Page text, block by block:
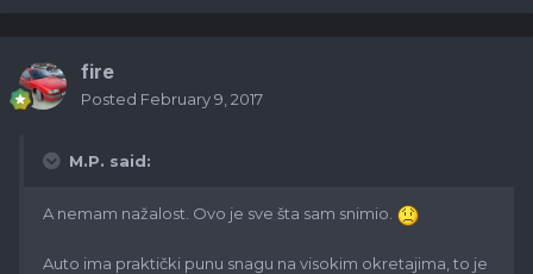
fire
Posted February 9, 2017
M.P. said:
A nemam nažalost. Ovo je sve šta sam snimio.
Auto ima praktički punu snagu na visokim okretajima, to je